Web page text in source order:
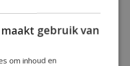
product is0van de 5
controleren
gebruik van
om inhoud en